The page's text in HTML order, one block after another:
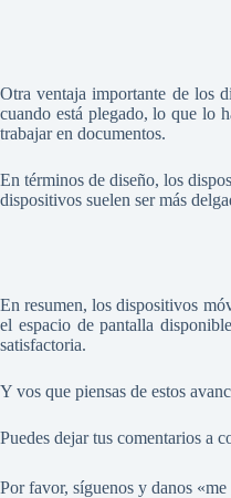
Otra ventaja importante de los
cuando está plegado, lo que lo
trabajar en documentos.
En términos de diseño, los
dispositivos suelen ser más
En resumen, los dispositivos
el espacio de pantalla
satisfactoria.
Y vos que piensas de estos
Puedes dejar tus comentarios a
Por favor, síguenos y danos «me